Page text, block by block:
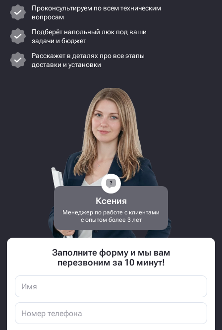
Проконсультируем по всем техническим
вопросам
Подберёт напольный люк под ваши
задачи и бюджет
Расскажет в деталях про все этапы
доставки и установки
Ксения
Менеджер по работе с клиентами
с опытом более 3 лет
Заполните форму и мы вам
перезвоним за 10 минут!